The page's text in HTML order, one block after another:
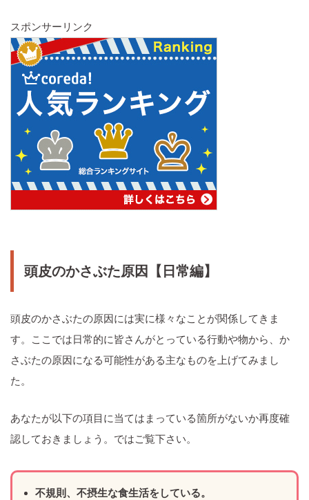
スポンサーリンク
頭皮のかさぶた原因【日常編】
頭皮のかさぶたの原因には実に様々なことが関係してきま
す。ここでは日常的に皆さんがとっている行動や物から、か
さぶたの原因になる可能性がある主なものを上げてみまし
た。
あなたが以下の項目に当てはまっている箇所がないか再度確
認しておきましょう。ではご覧下さい。
不規則、不摂生な食生活をしている。